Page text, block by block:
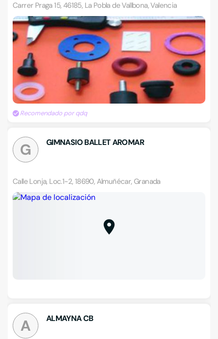
Carrer Praga 15, 46185, La Pobla de Vallbona, Valencia
Recomendado por qdq
G GIMNASIO BALLET AROMAR
Calle Lonja, Loc.1-2, 18690, Almuñécar, Granada
A ALMAYNA CB